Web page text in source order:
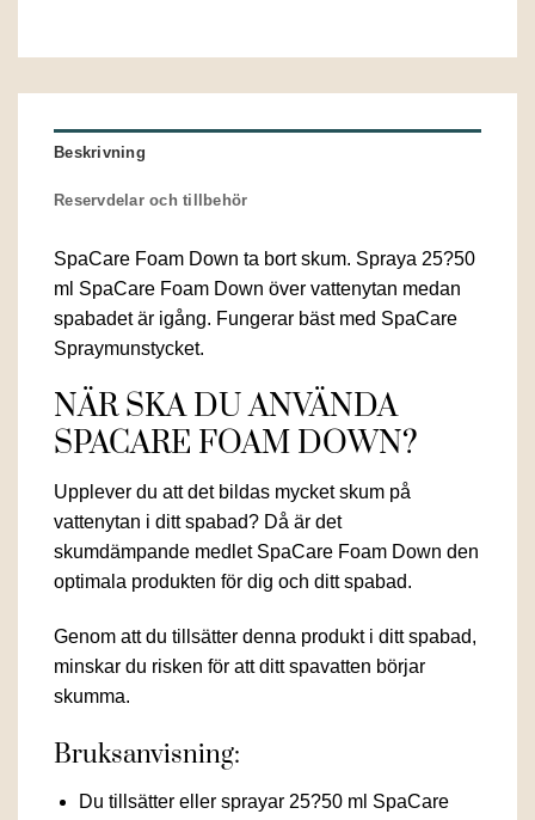
Beskrivning
Reservdelar och tillbehör
SpaCare Foam Down ta bort skum. Spraya 25?50
ml SpaCare Foam Down över vattenytan medan
spabadet är igång. Fungerar bäst med SpaCare
Spraymunstycket.
NÄR SKA DU ANVÄNDA
SPACARE FOAM DOWN?
Upplever du att det bildas mycket skum på
vattenytan i ditt spabad? Då är det
skumdämpande medlet SpaCare Foam Down den
optimala produkten för dig och ditt spabad.
Genom att du tillsätter denna produkt i ditt spabad,
minskar du risken för att ditt spavatten börjar
skumma.
Bruksanvisning:
Du tillsätter eller sprayar 25?50 ml SpaCare